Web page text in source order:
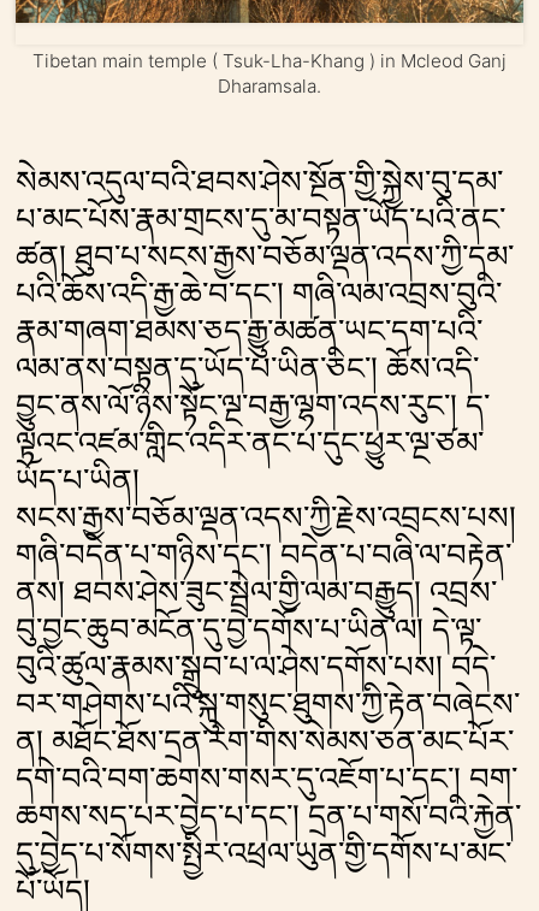
Tibetan main temple ( Tsuk-Lha-Khang ) in Mcleod Ganj
Dharamsala.
སེམས་འདུལ་བའི་ཐབས་ཤེས་སྔོན་གྱི་སྐྱེས་བུ་དམ་
པ་མང་པོས་རྣམ་གྲངས་དུ་མ་བསྟན་ཡོད་པའི་ནང་
ཚན། ཐུབ་པ་སངས་རྒྱས་བཅོམ་ལྡན་འདས་ཀྱི་དམ་
པའི་ཆོས་འདི་རྒྱ་ཆེ་བ་དང༌། གཞི་ལམ་འབྲས་བུའི་
རྣམ་གཞག་ཐམས་ཅད་རྒྱུ་མཚན་ཡང་དག་པའི་
ལམ་ནས་བསྟན་དུ་ཡོད་པ་ཡིན་ཅིང༌། ཆོས་འདི་
བྱུང་ནས་ལོ་ཉིས་སྟོང་ལྔ་བརྒྱ་ལྷག་འདས་རུང༌། ད་
ལྟའང་འཛམ་གླིང་འདིར་ནང་པ་དུང་ཕྱུར་ལྔ་ཙམ་
ཡོད་པ་ཡིན།
སངས་རྒྱས་བཅོམ་ལྡན་འདས་ཀྱི་རྗེས་འབྲངས་པས།
གཞི་བདེན་པ་གཉིས་དང༌། བདེན་པ་བཞི་ལ་བརྟེན་
ནས། ཐབས་ཤེས་ཟུང་སྦྲེལ་གྱི་ལམ་བརྒྱུད། འབྲས་
བུ་བྱང་ཆུབ་མངོན་དུ་བྱ་དགོས་པ་ཡིན་ལ། དེ་ལྟ་
བུའི་ཚུལ་རྣམས་སྒྲུབ་པ་ལ་ཤེས་དགོས་པས། བདེ་
བར་གཤེགས་པའི་སྐུ་གསུང་ཐུགས་ཀྱི་རྟེན་བཞེངས་
ན། མཐོང་ཐོས་དྲན་རེག་གིས་སེམས་ཅན་མང་པོར་
དགེ་བའི་བག་ཆགས་གསར་དུ་འཇོག་པ་དང༌། བག་
ཆགས་སད་པར་བྱེད་པ་དང༌། དྲན་པ་གསོ་བའི་རྐྱེན་
དུ་བྱེད་པ་སོགས་སྤྱིར་འཕྲལ་ཡུན་གྱི་དགོས་པ་མང་
པོ་ཡོད།